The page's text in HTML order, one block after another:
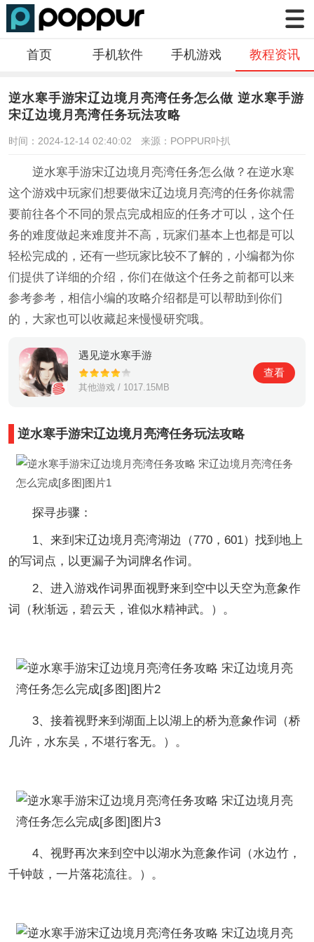
首页 手机软件 手机游戏 教程资讯
逆水寒手游宋辽边境月亮湾任务怎么做 逆水寒手游
宋辽边境月亮湾任务玩法攻略
时间：2024-12-14 02:40:02 来源：POPPUR卟扒
逆水寒手游宋辽边境月亮湾任务怎么做？在逆水寒
这个游戏中玩家们想要做宋辽边境月亮湾的任务你就需
要前往各个不同的景点完成相应的任务才可以，这个任
务的难度做起来难度并不高，玩家们基本上也都是可以
轻松完成的，还有一些玩家比较不了解的，小编都为你
们提供了详细的介绍，你们在做这个任务之前都可以来
参考参考，相信小编的攻略介绍都是可以帮助到你们
的，大家也可以收藏起来慢慢研究哦。
遇见逆水寒手游
其他游戏 / 1017.15MB
查看
逆水寒手游宋辽边境月亮湾任务玩法攻略
探寻步骤：
1、来到宋辽边境月亮湾湖边（770，601）找到地上
的写词点，以更漏子为词牌名作词。
2、进入游戏作词界面视野来到空中以天空为意象作
词（秋渐远，碧云天，谁似水精神武。）。
3、接着视野来到湖面上以湖上的桥为意象作词（桥
几许，水东吴，不堪行客无。）。
4、视野再次来到空中以湖水为意象作词（水边竹，
千钟鼓，一片落花流往。）。